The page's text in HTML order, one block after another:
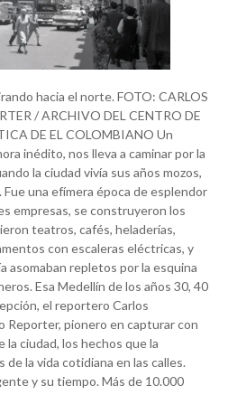
decía el empresario Enrique Echavarría. Ya entrados los 20, en Medellín había más de 70 industrias que producían cigarrillos, granos, bebidas, libros, tejidos, gaseosas, empaques y fósforos. Esas empresas crecieron y convirtieron a la ciudad en un polo económico nacional. El arquitecto Luis Fernando González Escobar cuenta que hasta ese momento hubo cierta concertación de fuerzas cívicas y políticas para tratar de planificar la ciudad, intención que quedó plasmada en el Plano Medellín Futuro de 1913, el primer proyecto para organizar la incipiente ciudad, cuando apenas vivían 66.000 habitantes. Ese Plano fue superado por el vertiginoso crecimiento urbano y muchas de sus ideas quedaron en el olvido. Ya en los 30, con la locomotora industrial a tope y las tensiones políticas al rojo vivo por el tránsito de la República conservadora a los gobiernos liberales de Olaya Herrera y López Pumarejo, esa concertación se evaporó y hubo un gran vacío planificador, salvo las ideas de proyectos específicos y detonantes que bosquejó Pedro Nel Gómez, quien por allá en los 40 propuso un gran parque que tuviera como eje el río y se uniera con la Universidad Nacional, los cerros Volador y Nutibara y el Jardín Botánico, a imagen de los ejemplos que en ese momento eran París y Washington. Las élites se dedicaron a crear empresas, a construir teatros, comercios y heladerías, y a levantar los primeros ‘rascacielos’, como el Edificio Henry, en Boyacá con Bolívar, el primero en tener seis pisos, dos más que su rival vecino, el Edificio Olano. La economía floreciente, el comercio, las luces y hasta un sistema de transporte que hoy envidiamos, con tranvías eléctricos y líneas del ferrocarril, generó una enorme atracción de personas del resto de Antioquia. Medellín se convirtió en la promesa de un pequeño sueño americano, tanto que de 54.000 habitantes en 1905 pasamos a 168.000 en 1938. Hay una explicación muy precisa de lo que sucedió en ese momento, en el texto Crecimiento y cambio social en Medellín 1900-1930, de Constantine Alexander Payne. Cuenta Payne que Antioquia siempre se distinguió del resto de Colombia porque ofrecía una estructura social más flexible que permitía el acceso a la élite a quien escalara por cuenta propia en la minería, la agricultura, el comercio o la ganadería. Por eso gran parte de la élite industrial y comercial de los 30 habían sido antes pequeños comerciantes pueblerinos, cultivadores de café y hasta arrieros. Fueron aterrizando en Medellín, en oleadas sucesivas, desplazando el dominio de la élite comercial tradicional, que a su vez, años atrás, había reemplazado la élite colonial. A ellos se sumaron los hijos de las personas acomodadas del campo a estudiar en colegios y universidades, las clases bajas que vinieron a buscar trabajo en fábricas y talleres artesanales, y el resto a probar suerte desde el rebusque. Entonces, Medellín creció como espuma. La aparición del ferrocarril y la construcción de las líneas del tranvía en los años 20 desarrollaron el nororiente y parte del occidente porque tendieron conexiones directas entre el Centro y los lugares periféricos donde vivía la emergente clase obrera. Para 1923, el tranvía ya tenía 12 carros y movía más de 9.000 personas al día en sus cinco líneas que iban a la América, Buenos Aires, Manrique, el Bosque —hoy el Jardín Botánico— y Moravia. Después se abrieron recorridos hasta Robledo, El Poblado y Belén, hecho que impulsó el crecimiento de la mancha urbana, además, para los 40 ya se habían terminado las obras de canalización del río que permitieron acabar con los campos de inundación y los suelos pantanosos de la margen occidental. En la primera mitad del siglo la población urbana creció siete veces, hasta llegar a 358.000 habitantes en 1951. Medellín, poco a poco, fue absorbiendo al resto del departamento. El arquitecto González Escobar dice que por eso no está de acuerdo con las tesis dominantes que explican ese crecimiento demográfico por factores de expulsión de la ruralidad, como la violencia en los campos, sino que la promitente ciudad fue un factor de atracción por su rápida industrialización. Y menciona un argumento revelador, esta también fue la época del surgimiento de la radio, los radio teatros y la industria musical. Las ondas hertzianas —precisa González— se convierten en un promotor de esa ciudad del relumbrón, de los neones, del espectáculo. Se promocionó un imaginario, un sueño llamado Medellín, y eso atrajo oleadas de personas. La ciudad de esos tiempos, de esas tensiones, de ese éxodo campesino, fue la que retrató en detalle Carlos Rodríguez. Y sus registros son valiosos porque muchas de las escenas solo perviven en los negativos que guarda nuestro Centro de Información Periodística. La aparición después de los 60 de los edificios de mayor altura, la construcción de obras públicas y la ampliación de las calles terminaron llevándose por delante los edificios de los años 30 y los 40, incluido el Teatro Junín. La ciudad de Foto Reporter fue la que se llevó el ensanche y la que ahora podemos descubrir, incluso colorizada por la inteligencia artificial, en esta colección patrimonial que publicamos en estas páginas, como un álbum de la casa de la abuela en el que recordamos de dónde venimos cuando Medellín tenía 20 años. Carlos Rodríguez, un reportero de suelas gastadas Nacido en Yarumal en 1913, Carlos Rodríguez terminó convirtiéndose en uno de los reporteros gráficos más prolíficos de Medellín, no solo por ser uno de los primeros, sino por capturar con